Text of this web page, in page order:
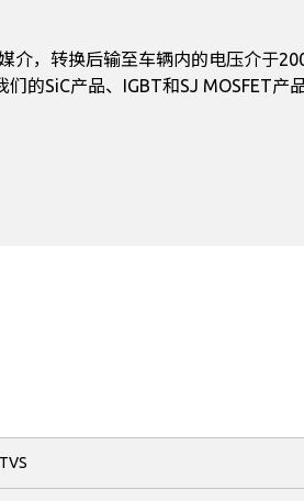
介，转换后输至车辆内的电压介于
的SiC产品、IGBT和SJ MOSFET产
TVS